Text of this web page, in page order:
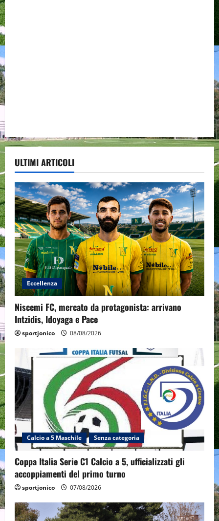
ULTIMI ARTICOLI
Eccellenza
Niscemi FC, mercato da protagonista: arrivano
Intzidis, Idoyaga e Pace
sportjonico 08/08/2026
Calcio a 5 Maschile Senza categoria
Coppa Italia Serie C1 Calcio a 5, ufficializzati gli
accoppiamenti del primo turno
sportjonico 07/08/2026